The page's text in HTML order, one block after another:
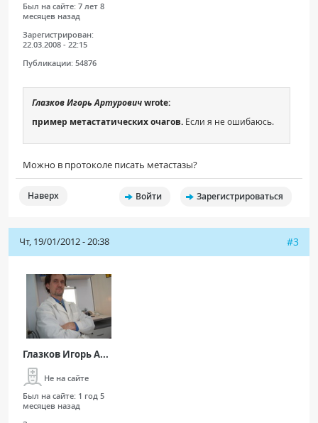
Был на сайте: 7 лет 8
месяцев назад
Зарегистрирован:
22.03.2008 - 22:15
Публикации: 54876
Глазков Игорь Артуровичwrote:
пример метастатических очагов. Если я не ошибаюсь.
Можно в протоколе писать метастазы?
Наверх Войти Зарегистрироваться
Чт, 19/01/2012 - 20:38 #3
Глазков Игорь А...
Не на сайте
Был на сайте: 1 год 5
месяцев назад